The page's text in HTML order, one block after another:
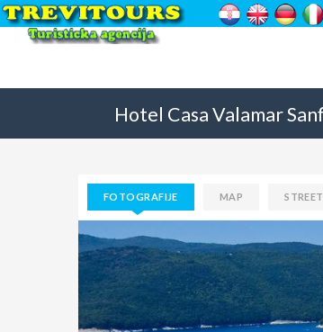
Hotel Casa Valamar
FOTOGRAFIJE MAP